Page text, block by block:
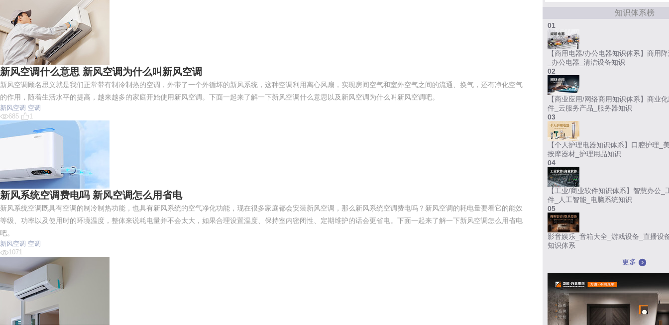
新风空调什么意思 新风空调为什么叫新风空调
新风空调顾名思义就是我们正常带有制冷制热的空调，外带了一个外循坏的新风系统，这种空调利用离心风扇，实现房间空气和室外空气之间的流通、换气，还有净化空气
的作用，随着生活水平的提高，越来越多的家庭开始使用新风空调。下面一起来了解一下新风空调什么意思以及新风空调为什么叫新风空调吧。
新风空调 空调
685
1
新风系统空调费电吗 新风空调怎么用省电
新风系统空调既具有空调的制冷制热功能，也具有新风系统的空气净化功能，现在很多家庭都会安装新风空调，那么新风系统空调费电吗？新风空调的耗电量要看它的能效
等级、功率以及使用时的环境温度，整体来说耗电量并不会太大，如果合理设置温度、保持室内密闭性、定期维护的话会更省电。下面一起来了解一下新风空调怎么用省电
吧。
新风空调 空调
1071
知识体系榜
01
【商用电器/办公电器知识体系】商用
_办公电器_清洁设备知识
02
【商业应用/网络商用知识体系】商业
件_云服务产品_服务器知识
03
【个人护理电器知识体系】口腔护理_
按摩器材_护理用品知识
04
【工业/商业软件知识体系】智慧办公_
件_人工智能_电脑系统知识
05
影音娱乐_音箱大全_游戏设备_直播设
知识体系
更多